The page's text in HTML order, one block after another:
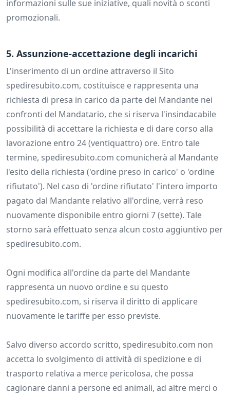
informazioni sulle sue iniziative, quali novità o sconti
promozionali.
5. Assunzione-accettazione degli incarichi
L'inserimento di un ordine attraverso il Sito
spediresubito.com, costituisce e rappresenta una
richiesta di presa in carico da parte del Mandante nei
confronti del Mandatario, che si riserva l'insindacabile
possibilità di accettare la richiesta e di dare corso alla
lavorazione entro 24 (ventiquattro) ore. Entro tale
termine, spediresubito.com comunicherà al Mandante
l'esito della richiesta ('ordine preso in carico' o 'ordine
rifiutato'). Nel caso di 'ordine rifiutato' l'intero importo
pagato dal Mandante relativo all'ordine, verrà reso
nuovamente disponibile entro giorni 7 (sette). Tale
storno sarà effettuato senza alcun costo aggiuntivo per
spediresubito.com.
Ogni modifica all'ordine da parte del Mandante
rappresenta un nuovo ordine e su questo
spediresubito.com, si riserva il diritto di applicare
nuovamente le tariffe per esso previste.
Salvo diverso accordo scritto, spediresubito.com non
accetta lo svolgimento di attività di spedizione e di
trasporto relativa a merce pericolosa, che possa
cagionare danni a persone ed animali, ad altre merci o